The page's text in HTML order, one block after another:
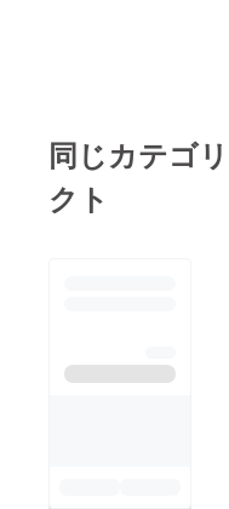
と。今後とも
前進しなが
り
同じカテゴ
クト